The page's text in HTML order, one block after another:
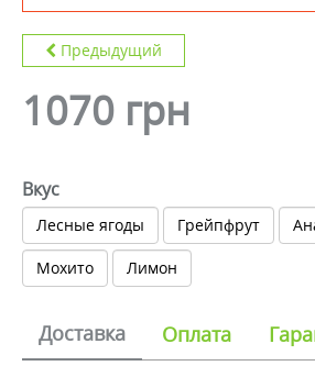
Предыдущий
1070 грн
Вкус
Лесные ягоды Грейпфрут
Мохито Лимон
Доставка Оплата